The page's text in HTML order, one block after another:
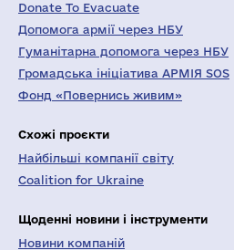
Donate To Evacuate
Допомога армії через НБУ
Гуманітарна допомога через НБУ
Громадська ініціатива АРМІЯ SOS
Фонд «Повернись живим»
Схожі проєкти
Найбільші компанії світу
Coalition for Ukraine
Щоденні новини і інструменти
Новини компаній